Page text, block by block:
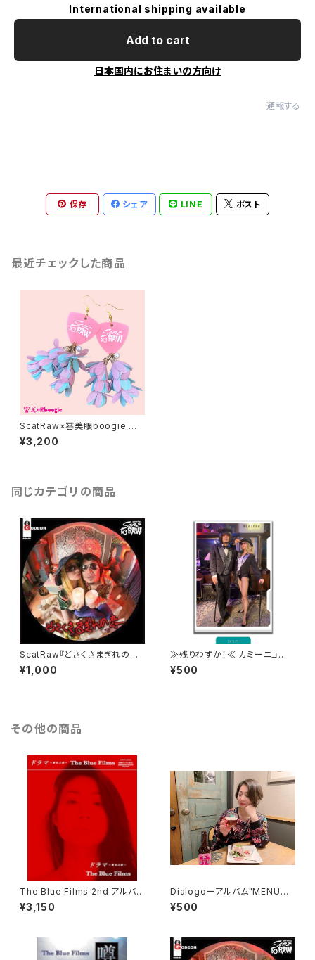
International shipping available
Add to cart
日本国内にお住まいの方向け
通報する
保存 シェア LINE ポスト
最近チェックした商品
ScatRaw×審美眼boogie コラ
ボアクセ第②弾－マーメイド
¥3,200
同じカテゴリの商品
ScatRaw『どさくさまぎれの恋』
（ジャケットは全部で6種類！）
¥1,000
≫残りわずか！≪ カミーニョの
胸板サイズ(A4) クリアファイ
ル-キャバレーver.
¥500
その他の商品
The Blue Films 2nd アルバム
『ドラマ～歌女之歌～』
¥3,150
Dialogoーアルバム"MENUよ
りシングルカット版
¥500